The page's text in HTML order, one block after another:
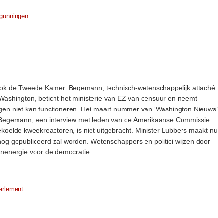
de Tweede Kamer. Begemann, technisch-wetenschappelijk attaché
beticht het ministerie van EZ van censuur en neemt
niet kan functioneren. Het maart nummer van ‘Washington Nieuws’
een interview met leden van de Amerikaanse Commissie
kweekreactoren, is niet uitgebracht. Minister Lubbers maakt nu
gepubliceerd zal worden. Wetenschappers en politici wijzen door
voor de democratie.